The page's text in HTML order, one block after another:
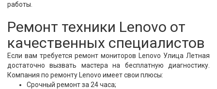
работы.
Ремонт техники Lenovo от
качественных специалистов
Если вам требуется ремонт мониторов Lenovo Улица Летная
достаточно вызвать мастера на бесплатную диагностику.
Компания по ремонту Lenovo имеет свои плюсы:
Срочный ремонт за 24 часа;